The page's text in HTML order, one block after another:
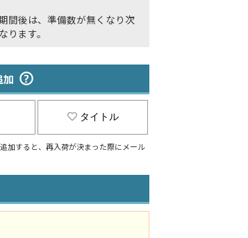
間後は、準備数が無くなり次
ります。
加
タイトル
加すると、再入荷が決まった際にメール